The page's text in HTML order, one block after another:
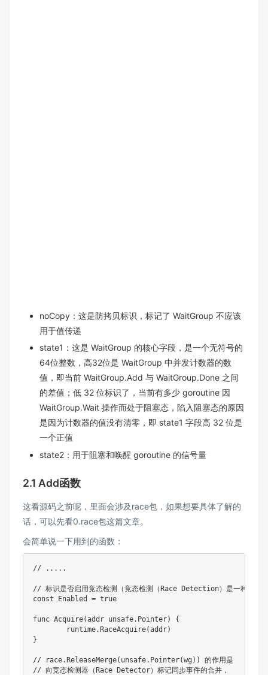
noCopy：这是防拷贝标识，标记了 WaitGroup 不应该
用于值传递
state1：这是 WaitGroup 的核心字段，是一个无符号的
64位整数，高32位是 WaitGroup 中并发计数器的数
值，即当前 WaitGroup.Add 与 WaitGroup.Done 之间
的差值；低 32 位标识了，当前有多少 goroutine 因
WaitGroup.Wait 操作而处于阻塞态，陷入阻塞态的原因
是因为计数器的值没有清零，即 state1 字段高 32 位是
一个正值
state2：用于阻塞和唤醒 goroutine 的信号量
2.1 Add函数
这看源码之前呢，里面会涉及race包，如果想要具体了解的
话，可以先看0.race包这篇文章。
会简单说一下用到的函数：
// .....
// 标识是否启用竞态检测（竞态检测（Race Detection）是一种用于
const Enabled = true
func Acquire(addr unsafe.Pointer) {
}
// race.ReleaseMerge(unsafe.Pointer(wg)) 的作用是
// 向竞态检测器（Race Detector）标记同步事件的合并，